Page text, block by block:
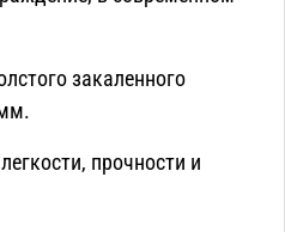
закаленного
прочности и